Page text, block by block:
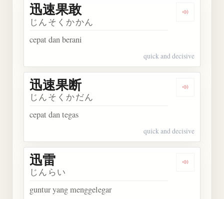
Dengarkan
迅速果敢
じんそくかかん
cepat dan berani
quick and decisive
Dengarkan
迅速果断
じんそくかだん
cepat dan tegas
quick and decisive
Dengarkan
迅雷
じんらい
guntur yang menggelegar